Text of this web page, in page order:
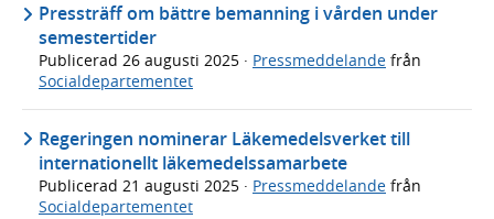
Pressträff om bättre bemanning i vården under
semestertider
Publicerad 26 augusti 2025 · Pressmeddelande från
Socialdepartementet
Regeringen nominerar Läkemedelsverket till
internationellt läkemedelssamarbete
Publicerad 21 augusti 2025 · Pressmeddelande från
Socialdepartementet